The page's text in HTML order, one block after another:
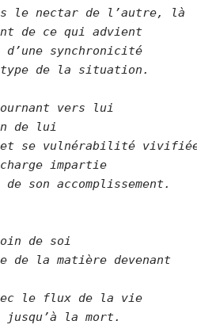
le nectar de l’autre, là
de ce qui advient
d’une synchronicité
de la situation.
vers lui
de lui
se vulnérabilité
impartie
son accomplissement.
de soi
de la matière devenant
le flux de la vie
jusqu’à la mort.